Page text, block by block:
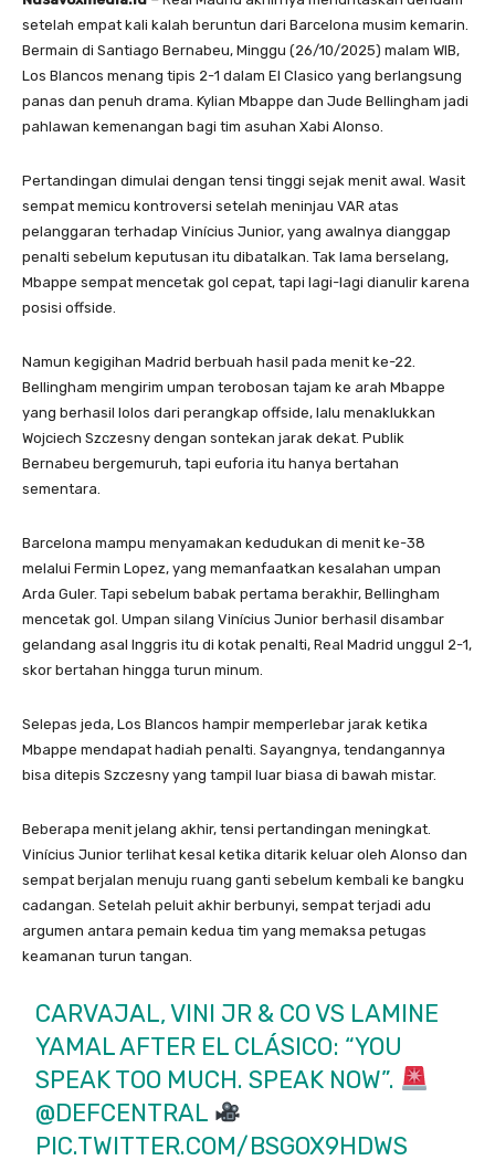
setelah empat kali kalah beruntun dari Barcelona musim kemarin.
Bermain di Santiago Bernabeu, Minggu (26/10/2025) malam WIB,
Los Blancos menang tipis 2-1 dalam El Clasico yang berlangsung
panas dan penuh drama. Kylian Mbappe dan Jude Bellingham jadi
pahlawan kemenangan bagi tim asuhan Xabi Alonso.
Pertandingan dimulai dengan tensi tinggi sejak menit awal. Wasit
sempat memicu kontroversi setelah meninjau VAR atas
pelanggaran terhadap Vinícius Junior, yang awalnya dianggap
penalti sebelum keputusan itu dibatalkan. Tak lama berselang,
Mbappe sempat mencetak gol cepat, tapi lagi-lagi dianulir karena
posisi offside.
Namun kegigihan Madrid berbuah hasil pada menit ke-22.
Bellingham mengirim umpan terobosan tajam ke arah Mbappe
yang berhasil lolos dari perangkap offside, lalu menaklukkan
Wojciech Szczesny dengan sontekan jarak dekat. Publik
Bernabeu bergemuruh, tapi euforia itu hanya bertahan
sementara.
Barcelona mampu menyamakan kedudukan di menit ke-38
melalui Fermin Lopez, yang memanfaatkan kesalahan umpan
Arda Guler. Tapi sebelum babak pertama berakhir, Bellingham
mencetak gol. Umpan silang Vinícius Junior berhasil disambar
gelandang asal Inggris itu di kotak penalti, Real Madrid unggul 2-1,
skor bertahan hingga turun minum.
Selepas jeda, Los Blancos hampir memperlebar jarak ketika
Mbappe mendapat hadiah penalti. Sayangnya, tendangannya
bisa ditepis Szczesny yang tampil luar biasa di bawah mistar.
Beberapa menit jelang akhir, tensi pertandingan meningkat.
Vinícius Junior terlihat kesal ketika ditarik keluar oleh Alonso dan
sempat berjalan menuju ruang ganti sebelum kembali ke bangku
cadangan. Setelah peluit akhir berbunyi, sempat terjadi adu
argumen antara pemain kedua tim yang memaksa petugas
keamanan turun tangan.
CARVAJAL, VINI JR & CO VS LAMINE
YAMAL AFTER EL CLÁSICO: “YOU
SPEAK TOO MUCH. SPEAK NOW”.
@DEFCENTRAL
PIC.TWITTER.COM/BSGOX9HDWS